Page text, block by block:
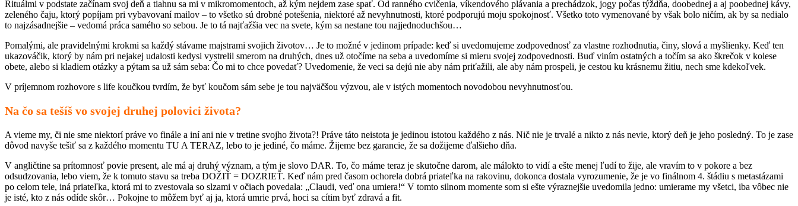
Rituálmi v podstate začínam svoj deň a tiahnu sa mi v mikromomentoch, až kým nejdem zase spať. Od ranného cvičenia, víkendového plávania a prechádzok, jogy počas týždňa, doobednej a aj poobednej kávy,
zeleného čaju, ktorý popíjam pri vybavovaní mailov – to všetko sú drobné potešenia, niektoré až nevyhnutnosti, ktoré podporujú moju spokojnosť. Všetko toto vymenované by však bolo ničím, ak by sa nedialo
to najzásadnejšie – vedomá práca samého so sebou. Je to tá najťažšia vec na svete, kým sa nestane tou najjednoduchšou…
Pomalými, ale pravidelnými krokmi sa každý stávame majstrami svojich životov… Je to možné v jedinom prípade: keď si uvedomujeme zodpovednosť za vlastne rozhodnutia, činy, slová a myšlienky. Keď ten
ukazováčik, ktorý by nám pri nejakej udalosti kedysi vystrelil smerom na druhých, dnes už otočíme na seba a uvedomíme si mieru svojej zodpovednosti. Buď viním ostatných a točím sa ako škrečok v kolese
obete, alebo si kladiem otázky a pýtam sa už sám seba: Čo mi to chce povedať? Uvedomenie, že veci sa dejú nie aby nám priťažili, ale aby nám prospeli, je cestou ku krásnemu žitiu, nech sme kdekoľvek.
V príjemnom rozhovore s life koučkou tvrdím, že byť koučom sám sebe je tou najväčšou výzvou, ale v istých momentoch novodobou nevyhnutnosťou.
Na čo sa tešíš vo svojej druhej polovici života?
A vieme my, či nie sme niektorí práve vo finále a iní ani nie v tretine svojho života?! Práve táto neistota je jedinou istotou každého z nás. Nič nie je trvalé a nikto z nás nevie, ktorý deň je jeho posledný. To je zase
dôvod navyše tešiť sa z každého momentu TU A TERAZ, lebo to je jediné, čo máme. Žijeme bez garancie, že sa dožijeme ďalšieho dňa.
V angličtine sa prítomnosť povie present, ale má aj druhý význam, a tým je slovo DAR. To, čo máme teraz je skutočne darom, ale málokto to vidí a ešte menej ľudí to žije, ale vravím to v pokore a bez
odsudzovania, lebo viem, že k tomuto stavu sa treba DOŽIŤ = DOZRIEŤ. Keď nám pred časom ochorela dobrá priateľka na rakovinu, dokonca dostala vyrozumenie, že je vo finálnom 4. štádiu s metastázami
po celom tele, iná priateľka, ktorá mi to zvestovala so slzami v očiach povedala: „Claudi, veď ona umiera!“ V tomto silnom momente som si ešte výraznejšie uvedomila jedno: umierame my všetci, iba vôbec nie
je isté, kto z nás odíde skôr… Pokojne to môžem byť aj ja, ktorá umrie prvá, hoci sa cítim byť zdravá a fit.